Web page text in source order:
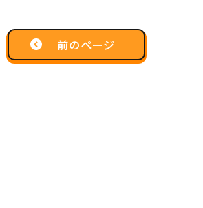
前のページ